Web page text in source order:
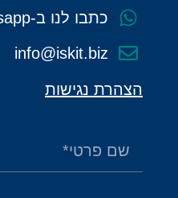
כתבו לנו ב-Whatsapp
info@iskit.biz
הצהרת נגישות